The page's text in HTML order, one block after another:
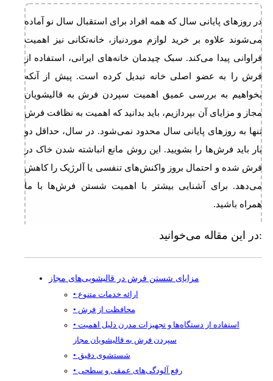
در روزهای پایانی سال که همه افراد برای استقبال سال نو آماده
می‌شوند علاوه بر خرید لوازم موردنیاز، خانه‌تکانی نیز اهمیت
فراوانی پیدا می‌کند. سبک چیدمان خانه‌های ایرانی، استفاده از
فرش را به عضو اصلی خانه تبدیل کرده است. پیش از آنکه
بخواهیم به بررسی عمیق اهمیت سپردن فرش به قالیشویان
مجاز و مزایای آن بپردازیم، باید بدانید که اهمیت به نظافت فرش
تنها به روزهای پایانی سال محدود نمی‌شود. در سال، حداقل دو
بار باید فرش‌ها را بشویید. این روش مانع انباشته شدن خاک در
فرش شده و احتمال بروز واکنش‌های تنفسی یا آلرژیک را کاهش
می‌دهد. برای آشنایی بیشتر با اهمیت شستن فرش‌ها با ما
همراه باشید.
در این مقاله می‌خوانید:
مزایای شستن فرش در قالیشویی‌های مجاز
• ارائه خدمات متنوع
• محافظت از فرش
• استفاده از دستگاه‌ها و تجهیزات مدرن دلیل اهمیت
سپردن فرش به قالیشویان مجاز
• شستشوی دقیق
• رفع آلودگی‌های عمقی و سطحی